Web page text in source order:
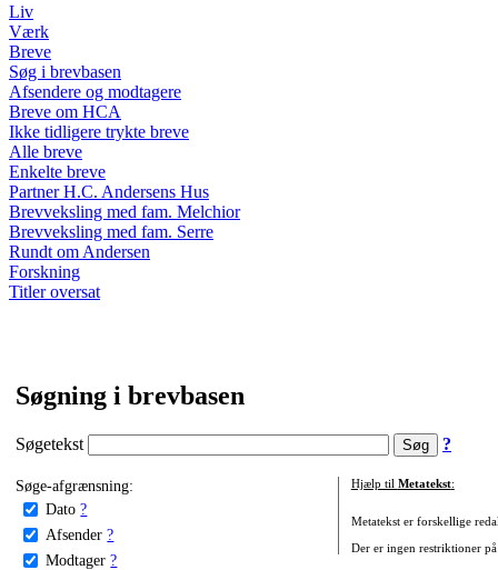
Liv
Værk
Breve
Søg i brevbasen
Afsendere og modtagere
Breve om HCA
Ikke tidligere trykte breve
Alle breve
Enkelte breve
Partner H.C. Andersens Hus
Brevveksling med fam. Melchior
Brevveksling med fam. Serre
Rundt om Andersen
Forskning
Titler oversat
Søgning i brevbasen
Søgetekst ?
Søge-afgrænsning:
Dato ?
Afsender ?
Modtager ?
Hjælp til Metatekst:
Metatekst er forskellige
Der er ingen restriktioner